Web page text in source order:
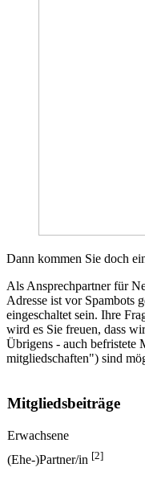
Dann kommen Sie doch
Als Ansprechpartner für
Adresse ist vor Spambots
eingeschaltet sein. Ihre
wird es Sie freuen, dass
Übrigens - auch
mitgliedschaften") sind
Mitglieds­beiträge
Erwachsene
(Ehe-)Partner/in [2]